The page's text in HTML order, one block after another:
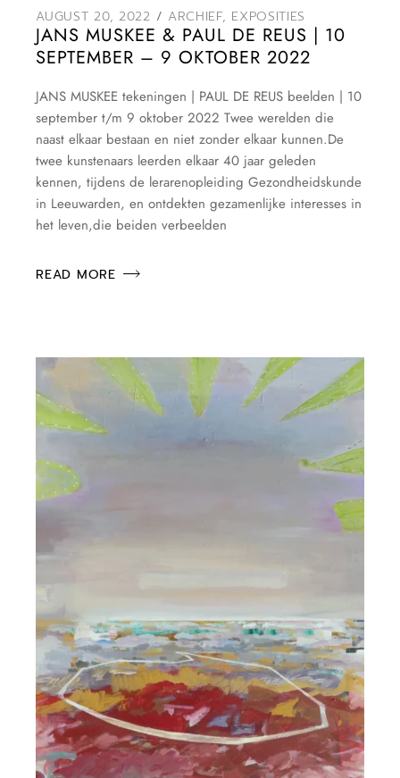
AUGUST 20, 2022 ARCHIEF, EXPOSITIES
JANS MUSKEE & PAUL DE REUS | 10
SEPTEMBER – 9 OKTOBER 2022
JANS MUSKEE tekeningen | PAUL DE REUS beelden | 10
september t/m 9 oktober 2022 Twee werelden die
naast elkaar bestaan en niet zonder elkaar kunnen.De
twee kunstenaars leerden elkaar 40 jaar geleden
kennen, tijdens de lerarenopleiding Gezondheidskunde
in Leeuwarden, en ontdekten gezamenlijke interesses in
het leven,die beiden verbeelden
READ MORE